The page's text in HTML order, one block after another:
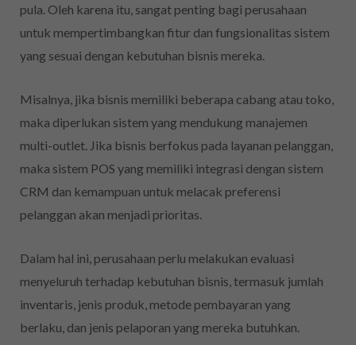
pula. Oleh karena itu, sangat penting bagi perusahaan
untuk mempertimbangkan fitur dan fungsionalitas sistem
yang sesuai dengan kebutuhan bisnis mereka.
Misalnya, jika bisnis memiliki beberapa cabang atau toko,
maka diperlukan sistem yang mendukung manajemen
multi-outlet. Jika bisnis berfokus pada layanan pelanggan,
maka sistem POS yang memiliki integrasi dengan sistem
CRM dan kemampuan untuk melacak preferensi
pelanggan akan menjadi prioritas.
Dalam hal ini, perusahaan perlu melakukan evaluasi
menyeluruh terhadap kebutuhan bisnis, termasuk jumlah
inventaris, jenis produk, metode pembayaran yang
berlaku, dan jenis pelaporan yang mereka butuhkan.